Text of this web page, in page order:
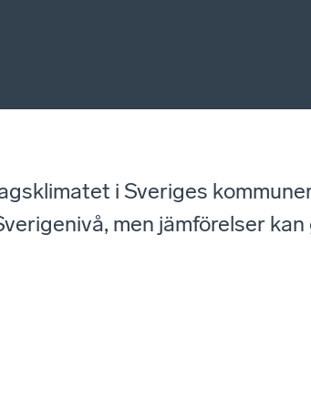
i Sveriges
men jämförelser